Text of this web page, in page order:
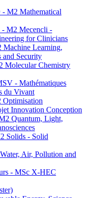
M2 Mathematical
M2 Mecencli -
for Clinicians
Learning,
and Security
Chemistry
- Mathématiques
du Vivant
Innovation Conception
Quantum, Light,
Solids - Solid
Air, Pollution and
- MSc X-HEC